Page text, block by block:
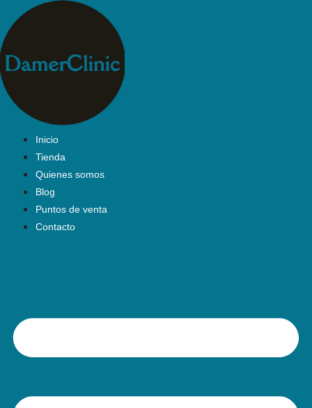
Saltar
contenido
Inicio
Tienda
Quienes somos
Blog
Puntos de venta
Contacto